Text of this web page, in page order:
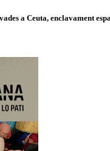
a Ceuta, enclavament